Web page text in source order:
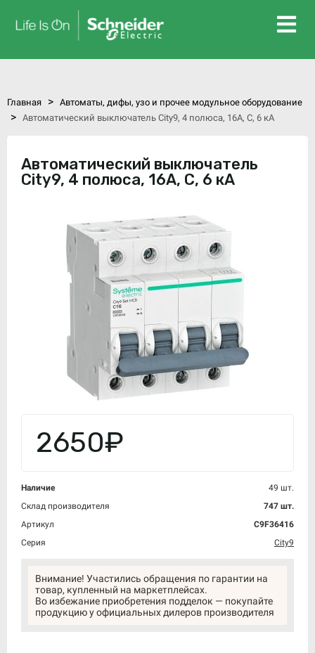
Главная > Автоматы, дифы, узо и прочее модульное оборудование
> Автоматический выключатель City9, 4 полюса, 16А, C, 6 кА
Автоматический выключатель
City9, 4 полюса, 16А, C, 6 кА
2650₽
Наличие
49 шт.
Склад производителя
747 шт.
Артикул
C9F36416
Серия
City9
Внимание! Участились обращения по гарантии на
товар, купленный на маркетплейсах.
Во избежание приобретения подделок — покупайте
продукцию у официальных дилеров производителя